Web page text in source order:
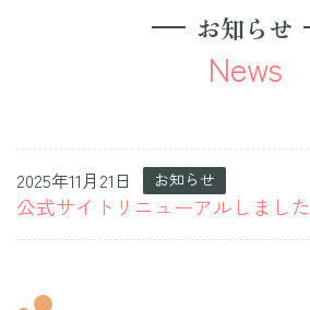
お知らせ
News
2025年11月21日 お知らせ
公式サイトリニューアルしました